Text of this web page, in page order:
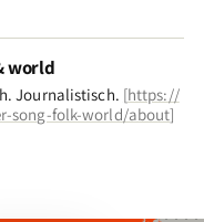
world
Journalistisch. [https://
song-folk-world/about]